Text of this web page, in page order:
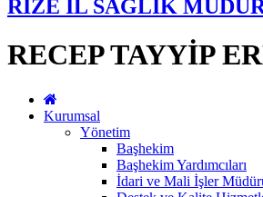
RİZE İL SAĞLIK
RECEP TAYYİP
Kurumsal
Yönetim
Başhekim
Başhekim Yardımcıları
İdari ve Mali İşler